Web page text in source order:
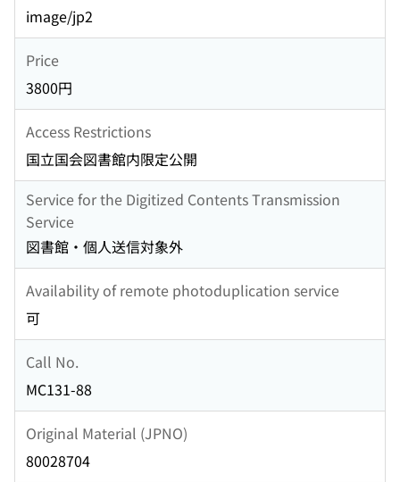
image/jp2
Price
3800円
Access Restrictions
国立国会図書館内限定公開
Service for the Digitized Contents Transmission
Service
図書館・個人送信対象外
Availability of remote photoduplication service
可
Call No.
MC131-88
Original Material (JPNO)
80028704